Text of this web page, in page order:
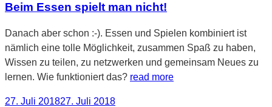
Beim Essen spielt man nicht!
Danach aber schon :-). Essen und Spielen kombiniert ist
nämlich eine tolle Möglichkeit, zusammen Spaß zu haben,
Wissen zu teilen, zu netzwerken und gemeinsam Neues zu
lernen. Wie funktioniert das? read more
Veröffentlicht
27. Juli 201827. Juli 2018